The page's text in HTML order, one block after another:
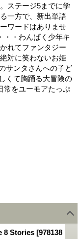
ステージ5までに学
一方で、新出単語
ワードはありませ
・・わんぱく少年キ
れてファンタジー
対に笑わないお姫
サンタさんへの子ど
くて胸踊る大冒険の
常をユーモアたっぷ
8 Stories [978138